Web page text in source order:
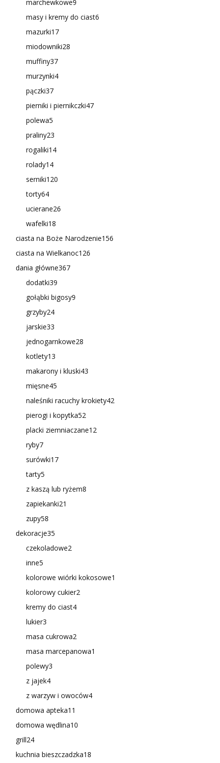
marchewkowe9
masy i kremy do ciast6
mazurki17
miodowniki28
muffiny37
murzynki4
pączki37
pierniki i piernikczki47
polewa5
praliny23
rogaliki14
rolady14
serniki120
torty64
ucierane26
wafelki18
ciasta na Boże Narodzenie156
ciasta na Wielkanoc126
dania główne367
dodatki39
gołąbki bigosy9
grzyby24
jarskie33
jednogarnkowe28
kotlety13
makarony i kluski43
mięsne45
naleśniki racuchy krokiety42
pierogi i kopytka52
placki ziemniaczane12
ryby7
surówki17
tarty5
z kaszą lub ryżem8
zapiekanki21
zupy58
dekoracje35
czekoladowe2
inne5
kolorowe wiórki kokosowe1
kolorowy cukier2
kremy do ciast4
lukier3
masa cukrowa2
masa marcepanowa1
polewy3
z jajek4
z warzyw i owoców4
domowa apteka11
domowa wędlina10
grill24
kuchnia bieszczadzka18